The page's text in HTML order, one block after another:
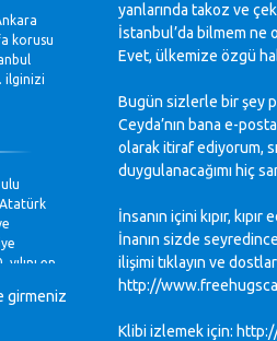
korusu
ilginizi
en
girmeniz
yanlarında takoz ve
İstanbul’da bilmem ne
Evet, ülkemize özgü
Bugün sizlerle bir şey
Ceyda’nın bana e-
olarak itiraf ediyorum,
duygulanacağımı hiç
İnsanın içini kıpır,
İnanın sizde
ilişimi tıklayın ve
http://
Klibi izlemek için: